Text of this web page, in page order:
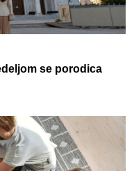
se porodica